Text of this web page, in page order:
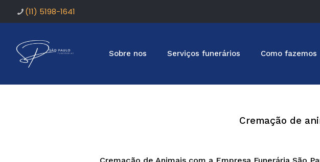
(11) 5198-1641
Sobre nos Serviços funerários Como fazemos
Cremação de